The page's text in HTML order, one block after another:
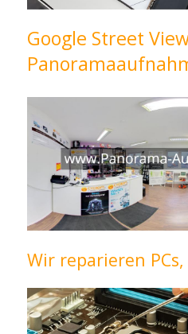
Google Street
Wir reparieren